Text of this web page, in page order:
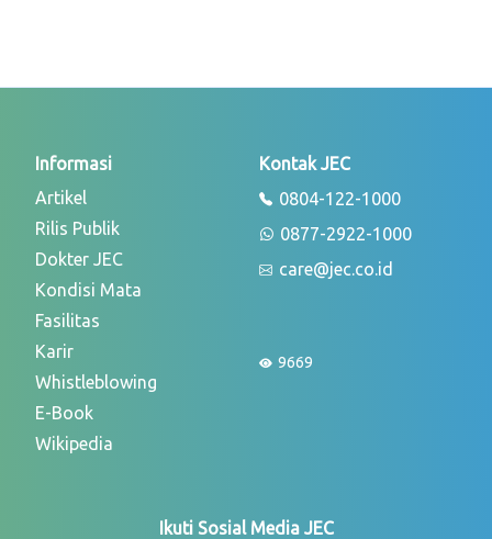
Informasi
Artikel
Rilis Publik
Dokter JEC
Kondisi Mata
Fasilitas
Karir
Whistleblowing
E-Book
Wikipedia
Kontak JEC
0804-122-1000
0877-2922-1000
care@jec.co.id
9669
Ikuti Sosial Media JEC